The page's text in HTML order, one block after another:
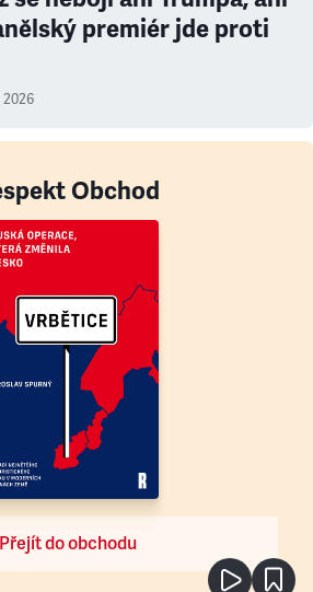
premiér jde proti
2026
Obchod
Přejít do obchodu